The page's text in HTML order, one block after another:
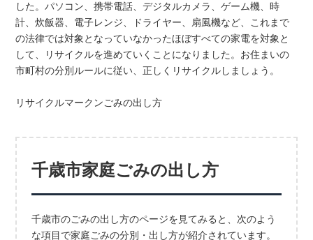
した。パソコン、携帯電話、デジタルカメラ、ゲーム機、時
計、炊飯器、電子レンジ、ドライヤー、扇風機など、これまで
の法律では対象となっていなかったほぼすべての家電を対象と
して、リサイクルを進めていくことになりました。お住まいの
市町村の分別ルールに従い、正しくリサイクルしましょう。
リサイクルマークンごみの出し方
千歳市家庭ごみの出し方
千歳市のごみの出し方のページを見てみると、次のよう
な項目で家庭ごみの分別・出し方が紹介されています。